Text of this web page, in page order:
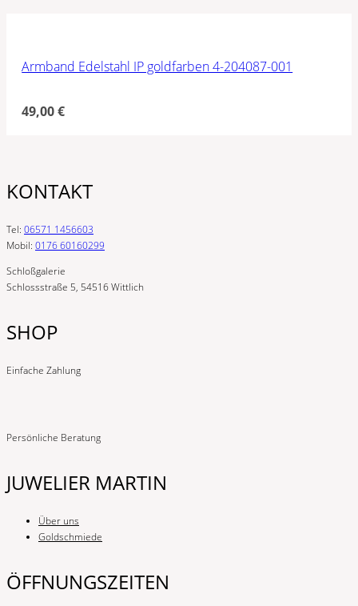
Armband Edelstahl IP goldfarben 4-204087-001
49,00€
KONTAKT
Tel: 06571 1456603
Mobil: 0176 60160299
Schloßgalerie
Schlossstraße 5, 54516 Wittlich
SHOP
Einfache Zahlung
Persönliche Beratung
JUWELIER MARTIN
Über uns
Goldschmiede
ÖFFNUNGSZEITEN